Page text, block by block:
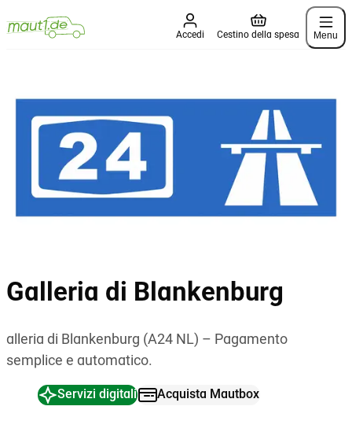
Accedi Cestino della spesa Menu
Galleria di Blankenburg
alleria di Blankenburg (A24 NL) – Pagamento
semplice e automatico.
Servizi digitali Acquista Mautbox